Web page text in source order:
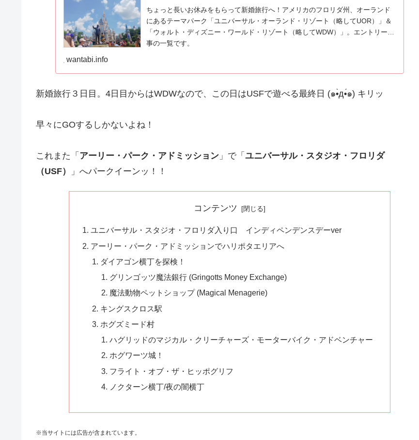
ちょっと長いお休みをもらって新婚旅行へ！アメリカのフロリダ州、オーランド
にあるテーマパーク「ユニバーサル・オーランド・リゾート（略してUOR）」＆
「ウォルト・ディズニー・ワールド・リゾート（略してWDW）」。エントリー記
事の一覧です。
wantabi.info
新婚旅行３日目。4日目からはWDWなので、この日はUSFで遊べる最終日 (๑•̀д•́๑) キリッ
早々にGOするしかないよね！
これまた「 アーリー・パーク・アドミッション 」で「 ユニバーサル・スタジオ・フロリダ
（USF）
」へパークイーンッ！！
コンテンツ
ユニバーサル・スタジオ・フロリダ入り口 インディペンデンスデーver
アーリー・パーク・アドミッションでハリポタエリアへ
ダイアゴン横丁を探検！
グリンゴッツ魔法銀行 (Gringotts Money Exchange)
魔法動物ペットショップ (Magical Menagerie)
キングスクロス駅
ホグズミード村
ハグリッドのマジカル・クリーチャーズ・モーターバイク・アドベンチャー
ホグワーツ城！
フライト・オブ・ザ・ヒッポグリフ
ノクターン横丁/夜の闇横丁
※当サイトには広告が含まれています。